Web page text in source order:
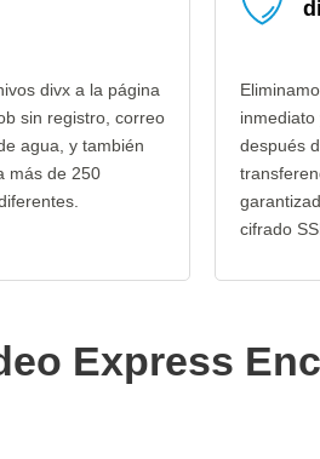
divx a la página
sin registro, correo
agua, y también
más de 250
después
cifrado
Express